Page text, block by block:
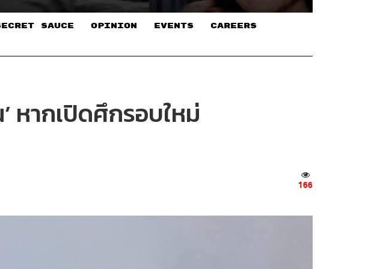
SAUCE​ OPINION EVENTS CAREERS
หากเปิดศึกรอบใหม่
166